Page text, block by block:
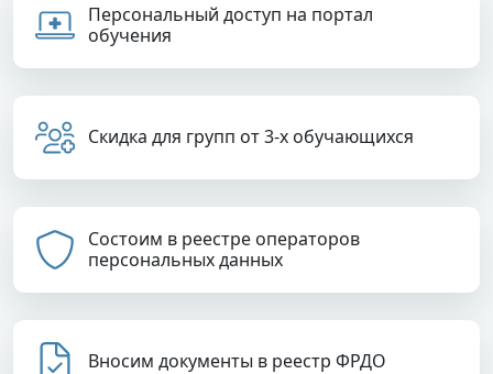
Персональный доступ на портал
обучения
Скидка для групп от 3-х обучающихся
Состоим в реестре операторов
персональных данных
Вносим документы в реестр ФРДО